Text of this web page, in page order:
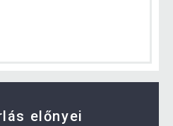
előnyei